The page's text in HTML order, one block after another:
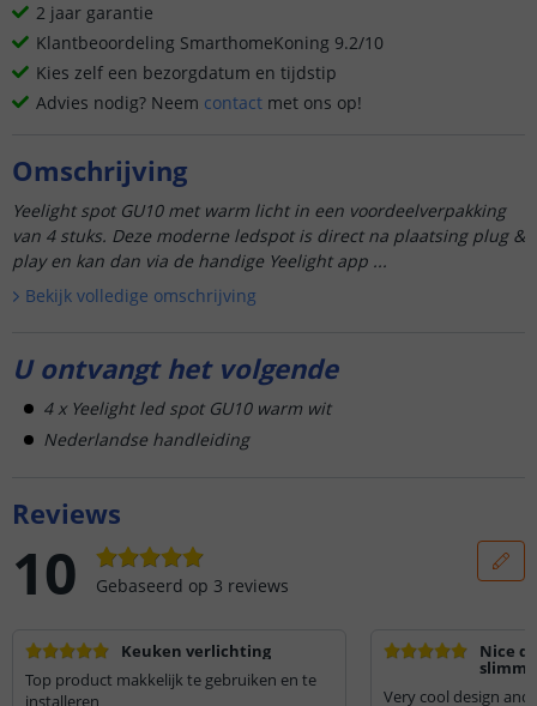
2 jaar garantie
Klantbeoordeling SmarthomeKoning 9.2/10
Kies zelf een bezorgdatum en tijdstip
Advies nodig? Neem contact met ons op!
Omschrijving
Yeelight spot GU10 met warm licht in een voordeelverpakking
van 4 stuks. Deze moderne ledspot is direct na plaatsing plug &
play en kan dan via de handige Yeelight app ...
Bekijk volledige omschrijving
U ontvangt het volgende
4 x Yeelight led spot GU10 warm wit
Nederlandse handleiding
Reviews
10 Gebaseerd op 3 reviews
Keuken verlichting
Top product makkelijk te gebruiken en te
installeren
Nice
slimme
Very cool design